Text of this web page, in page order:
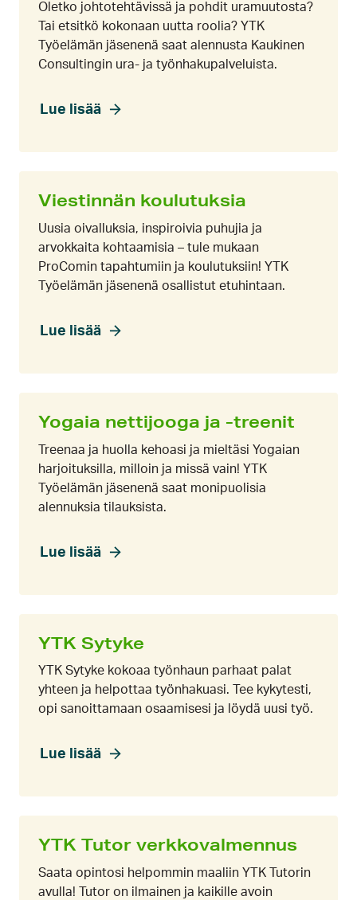
Oletko johtotehtävissä ja pohdit uramuutosta?
Tai etsitkö kokonaan uutta roolia? YTK
Työelämän jäsenenä saat alennusta Kaukinen
Consultingin ura- ja työnhakupalveluista.
Lue lisää
Viestinnän koulutuksia
Uusia oivalluksia, inspiroivia puhujia ja
arvokkaita kohtaamisia – tule mukaan
ProComin tapahtumiin ja koulutuksiin! YTK
Työelämän jäsenenä osallistut etuhintaan.
Lue lisää
Yogaia nettijooga ja -treenit
Treenaa ja huolla kehoasi ja mieltäsi Yogaian
harjoituksilla, milloin ja missä vain! YTK
Työelämän jäsenenä saat monipuolisia
alennuksia tilauksista.
Lue lisää
YTK Sytyke
YTK Sytyke kokoaa työnhaun parhaat palat
yhteen ja helpottaa työnhakuasi. Tee kykytesti,
opi sanoittamaan osaamisesi ja löydä uusi työ.
Lue lisää
YTK Tutor verkkovalmennus
Saata opintosi helpommin maaliin YTK Tutorin
avulla! Tutor on ilmainen ja kaikille avoin